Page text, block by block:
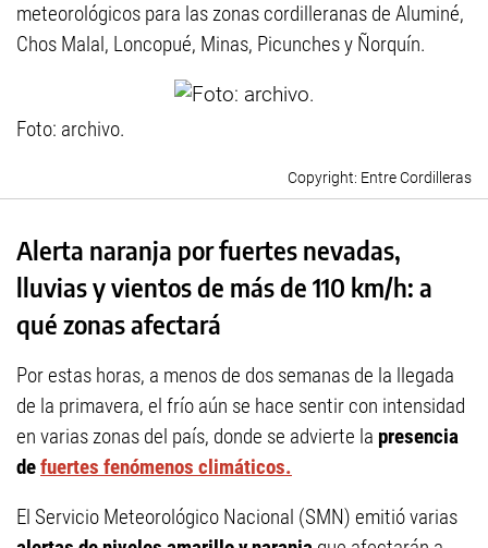
meteorológicos para las zonas cordilleranas de Aluminé,
Chos Malal, Loncopué, Minas, Picunches y Ñorquín.
Foto: archivo.
Entre Cordilleras
Alerta naranja por fuertes nevadas,
lluvias y vientos de más de 110 km/h: a
qué zonas afectará
Por estas horas, a menos de dos semanas de la llegada
de la primavera, el frío aún se hace sentir con intensidad
en varias zonas del país, donde se advierte la presencia
defuertes fenómenos climáticos.
El Servicio Meteorológico Nacional (SMN) emitió varias